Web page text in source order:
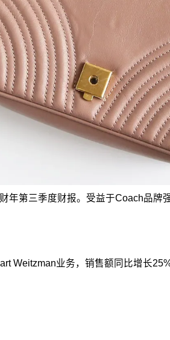
年第三季度财报。受益于Coach品
Weitzman业务，销售额同比增长25%